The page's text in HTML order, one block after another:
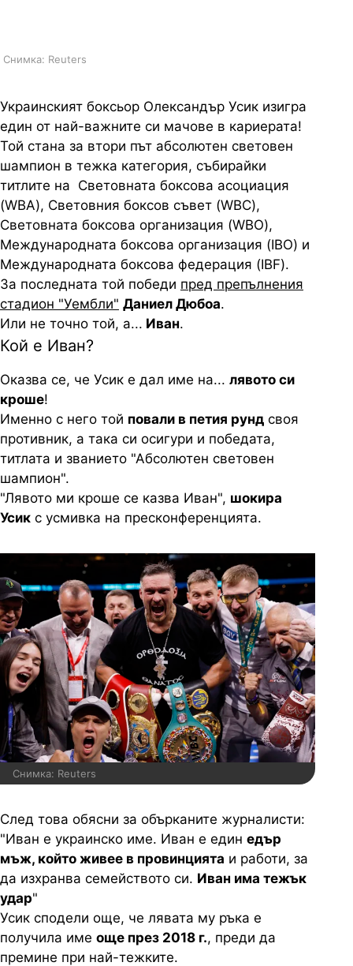
Снимка: Reuters
Украинският боксьор Олександър Усик изигра
един от най-важните си мачове в кариерата!
Той стана за втори път абсолютен световен
шампион в тежка категория, събирайки
титлите на Световната боксова асоциация
(WBA), Световния боксов съвет (WBC),
Световната боксова организация (WBO),
Международната боксова организация (IBO) и
Международната боксова федерация (IBF).
За последната той победи пред препълнения
стадион "Уембли" Даниел Дюбоа.
Или не точно той, а... Иван.
Кой е Иван?
Оказва се, че Усик е дал име на... лявото си
кроше!
Именно с него той повали в петия рунд своя
противник, а така си осигури и победата,
титлата и званието "Абсолютен световен
шампион".
"Лявото ми кроше се казва Иван", шокира
Усик с усмивка на пресконференцията.
Снимка: Reuters
След това обясни за обърканите журналисти:
"Иван е украинско име. Иван е един едър
мъж, който живее в провинцията и работи, за
да изхранва семейството си. Иван има тежък
удар"
Усик сподели още, че лявата му ръка е
получила име още през 2018 г., преди да
премине при най-тежките.